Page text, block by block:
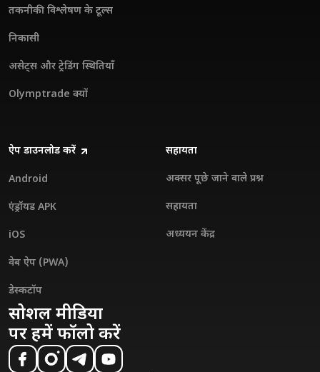
तकनीकी विश्लेषण के टूल्स
निकासी
असेट्स और ट्रेडिंग स्थितियाँ
Olymptrade क्यों
ऐप डाउनलोड करें
Android
एंड्रॉयड APK
iOS
वेब ऐप (PWA)
डेस्कटॉप
सहायता
अक्सर पूछे जाने वाले प्रश्न
सहायता
अध्ययन केंद्र
सोशल मीडिया
पर हमें फॉलो करें